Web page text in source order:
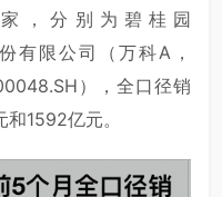
，分别为碧桂园
有限公司（万科A，
），全口径销
1592亿元。